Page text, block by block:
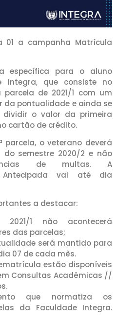
01 a campanha Matrícula
específica para o aluno
Integra, que consiste no
de 2021/1 com um
da pontualidade e ainda se
dividir o valor da primeira
cartão de crédito.
parcela, o veterano deverá
semestre 2020/2 e não
de multas. A
Antecipadavai até dia
a destacar:
1 não acontecerá
das parcelas;
será mantido para
07 de cada mês.
estão disponíveis
Consultas Acadêmicas //
que normatiza os
da Faculdade Integra.